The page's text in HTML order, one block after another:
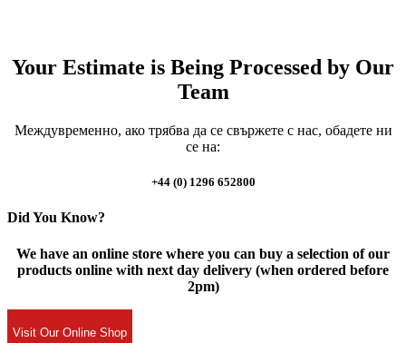
Your Estimate is Being Processed by Our
Team
Междувременно, ако трябва да се свържете с нас, обадете ни
се на:
+44 (0) 1296 652800
Did You Know?
We have an online store where you can buy a selection of our
products online with next day delivery (when ordered before
2pm)
Visit Our Online Shop